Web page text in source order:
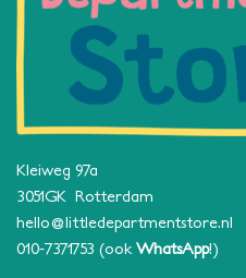
Kleiweg 97a
3051GK Rotterdam
hello@littledepartmentstore.nl
010-7371753 (ook WhatsApp!)